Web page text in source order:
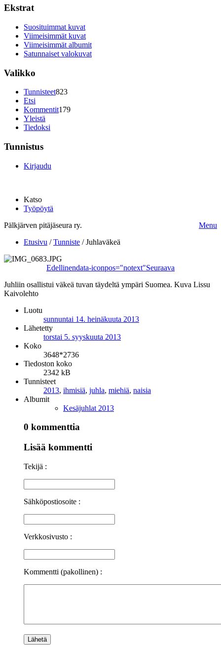
Ekstrat
Suosituimmat kuvat
Viimeisimmät kuvat
Viimeisimmät albumit
Satunnaiset valokuvat
Valikko
Tunnisteet823
Etsi
Kommentit179
Yleistä
Tiedoksi
Tunnistus
Kirjaudu
Katso
Työpöytä
Pälkjärven pitäjäseura ry.
Menu
Etusivu /Tunniste /Juhlaväkeä
Edellinendata-iconpos="notext"Seuraava
Juhliin osallistui väkeä tuvan täydeltä ympäri Suomea. Kuva Lissu
Kaivolehto
Luotu
sunnuntai 14. heinäkuuta 2013
Lähetetty
torstai 5. syyskuuta 2013
Koko
3648*2736
Tiedoston koko
2342 kB
Tunnisteet
2013, ihmisiä, juhla, miehiä, naisia
Albumit
Kesäjuhlat 2013
0 kommenttia
Lisää kommentti
Tekijä :
Sähköpostiosoite :
Verkkosivusto :
Kommentti (pakollinen) :